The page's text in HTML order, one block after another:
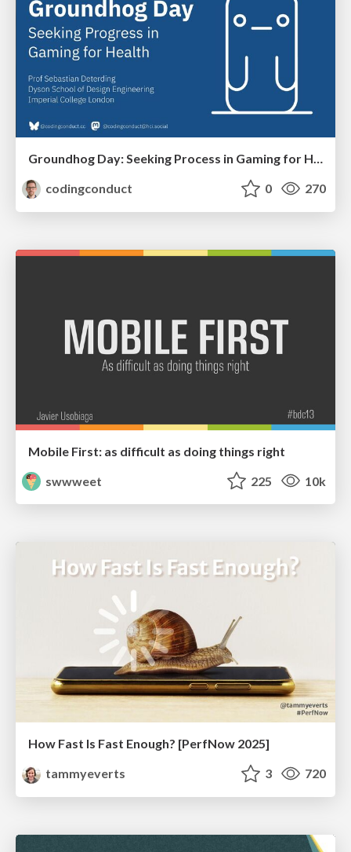
Groundhog Day: Seeking Process in Gaming for Health
codingconduct
0 270
Mobile First: as difficult as doing things right
swwweet
225 10k
How Fast Is Fast Enough? [PerfNow 2025]
tammyeverts
3 720